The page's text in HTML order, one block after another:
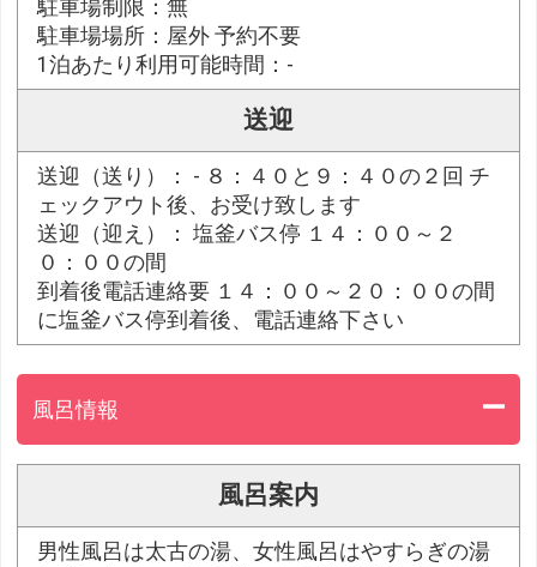
駐車場制限：無
駐車場場所：屋外 予約不要
1泊あたり利用可能時間：-
送迎
送迎（送り）： - ８：４０と９：４０の２回 チ
ェックアウト後、お受け致します
送迎（迎え）： 塩釜バス停 １４：００～２
０：００の間
到着後電話連絡要 １４：００～２０：００の間
に塩釜バス停到着後、電話連絡下さい
風呂情報
風呂案内
男性風呂は太古の湯、女性風呂はやすらぎの湯